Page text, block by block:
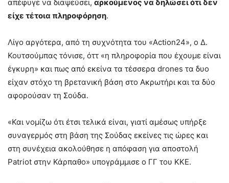
απέφυγε να διαψεύσει, αρκούμενος να δηλώσει ότι δεν
είχε τέτοια πληροφόρηση.
Λίγο αργότερα, από τη συχνότητα του «Action24», ο Δ.
Κουτσούμπας τόνισε, όττ «η πληροφορία που έχουμε είναι
έγκυρη» και πως από εκείνα τα τέσσερα drones τα δυο
είχαν στόχο τη βρετανική βάση στο Ακρωτήρι και τα δύο
αφορούσαν τη Σούδα.
«Και νομίζω ότι έτσι τελικά είναι, γιατί αμέσως υπήρξε
συναγερμός στη βάση της Σούδας εκείνες τις ώρες και
στη συνέχεια ακολούθησε η απόφαση για αποστολή
Patriot στην Κάρπαθο» υπογράμμισε ο ΓΓ του ΚΚΕ.